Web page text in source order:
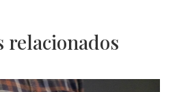
relacionados